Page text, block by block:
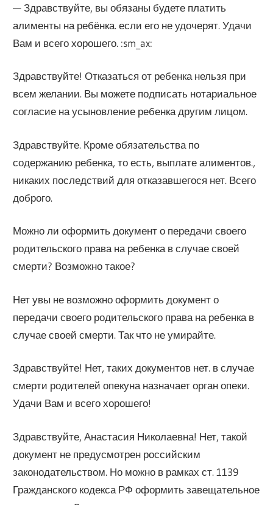
— Здравствуйте, вы обязаны будете платить
алименты на ребёнка. если его не удочерят. Удачи
Вам и всего хорошего. :sm_ax:
Здравствуйте! Отказаться от ребенка нельзя при
всем желании. Вы можете подписать нотариальное
согласие на усыновление ребенка другим лицом.
Здравствуйте. Кроме обязательства по
содержанию ребенка, то есть, выплате алиментов.,
никаких последствий для отказавшегося нет. Всего
доброго.
Можно ли оформить документ о передачи своего
родительского права на ребенка в случае своей
смерти? Возможно такое?
Нет увы не возможно оформить документ о
передачи своего родительского права на ребенка в
случае своей смерти. Так что не умирайте.
Здравствуйте! Нет, таких документов нет. в случае
смерти родителей опекуна назначает орган опеки.
Удачи Вам и всего хорошего!
Здравствуйте, Анастасия Николаевна! Нет, такой
документ не предусмотрен российским
законодательством. Но можно в рамках ст. 1139
Гражданского кодекса РФ оформить завещательное